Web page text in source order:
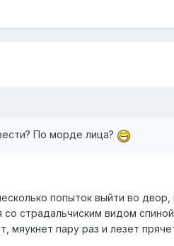
По морде лица?
попыток выйти во двор,
страдальчиским видом
мяукнет пару раз и лезет